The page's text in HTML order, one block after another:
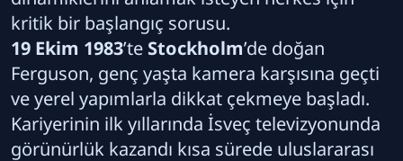
kritik bir başlangıç sorusu.
19 Ekim 1983’te Stockholm’de doğan
Ferguson, genç yaşta kamera karşısına geçti
ve yerel yapımlarla dikkat çekmeye başladı.
Kariyerinin ilk yıllarında İsveç televizyonunda
görünürlük kazandı kısa sürede uluslararası